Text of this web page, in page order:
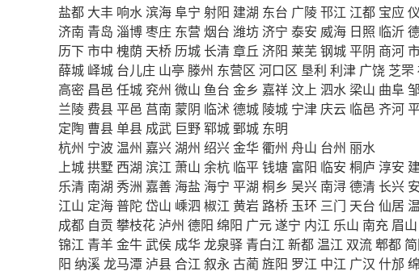
盐都 大丰 响水滨海阜宁 射阳 建湖 东台 广陵邗江 江都 宝应
济南 青岛 淄博枣庄 东营 烟台 潍坊济宁 泰安 威海 日照 临沂
历下市中 槐荫 天桥 历城 长清章丘 济阳 莱芜钢城平阴 商河
薛城 峄城 台儿庄 山亭 滕州 东营区 河口区 垦利 利津 广饶 芝罘
高密 昌邑 任城 兖州 微山 鱼台 金乡 嘉祥 汶上 泗水 梁山 曲阜
兰陵 费县平邑 莒南 蒙阴 临沭德城 陵城 宁津 庆云 临邑 齐河
定陶 曹县单县 成武 巨野 郓城 鄄城 东明
杭州 宁波 温州 嘉兴湖州 绍兴金华衢州 舟山 台州 丽水
上城拱墅 西湖 滨江 萧山 余杭 临平钱塘 富阳 临安 桐庐 淳安
乐清 南湖 秀洲 嘉善 海盐 海宁 平湖 桐乡 吴兴 南浔德清 长兴
江山 定海普陀 岱山 嵊泗 椒江 黄岩 路桥 玉环 三门 天台 仙居
成都 自贡 攀枝花 泸州 德阳 绵阳 广元遂宁 内江 乐山 南充 眉山
锦江 青羊金牛武侯 成华龙泉驿 青白江 新都 温江 双流郫都
阳 纳溪龙马潭 泸县合江 叙永古蔺旌阳 罗江 中江 广汉 什邡